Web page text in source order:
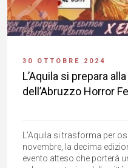
30 OTTOBRE 2024
L’Aquila si prepara
dell’Abruzzo Horror
L’Aquila si trasforma per
novembre, la decima
evento atteso che porterà